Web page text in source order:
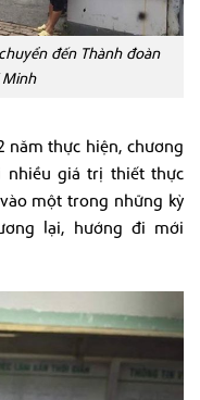
đến Thành đoàn
Minh
năm thực hiện, chương
nhiều giá trị thiết thực
một trong những kỳ
lại, hướng đi mới